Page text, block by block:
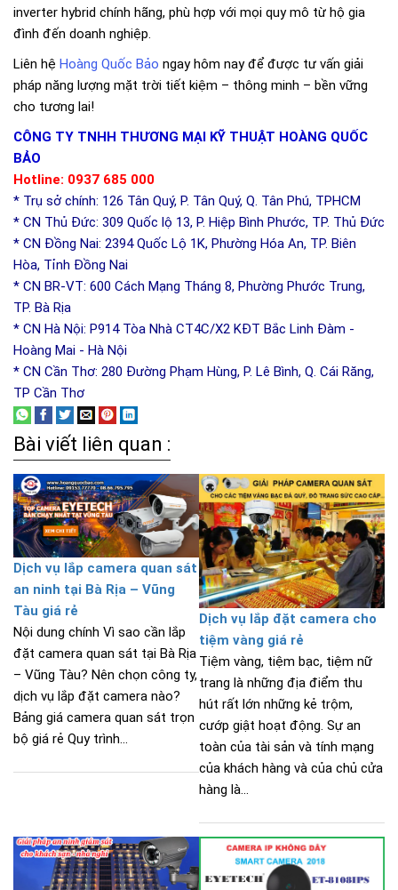
inverter hybrid chính hãng, phù hợp với mọi quy mô từ hộ gia
đình đến doanh nghiệp.
Liên hệ Hoàng Quốc Bảo ngay hôm nay để được tư vấn giải
pháp năng lượng mặt trời tiết kiệm – thông minh – bền vững
cho tương lai!
CÔNG TY TNHH THƯƠNG MẠI KỸ THUẬT HOÀNG QUỐC
BẢO
Hotline: 0937 685 000
* Trụ sở chính: 126 Tân Quý, P. Tân Quý, Q. Tân Phú, TPHCM
* CN Thủ Đức: 309 Quốc lộ 13, P. Hiệp Bình Phước, TP. Thủ Đức
* CN Đồng Nai: 2394 Quốc Lộ 1K, Phường Hóa An, TP. Biên
Hòa, Tỉnh Đồng Nai
* CN BR-VT: 600 Cách Mạng Tháng 8, Phường Phước Trung,
TP. Bà Rịa
* CN Hà Nội: P914 Tòa Nhà CT4C/X2 KĐT Bắc Linh Đàm -
Hoàng Mai - Hà Nội
* CN Cần Thơ: 280 Đường Phạm Hùng, P. Lê Bình, Q. Cái Răng,
TP Cần Thơ
Bài viết liên quan :
Dịch vụ lắp camera quan sát
an ninh tại Bà Rịa – Vũng
Tàu giá rẻ
Nội dung chính Vì sao cần lắp
đặt camera quan sát tại Bà Rịa
– Vũng Tàu? Nên chọn công ty,
dịch vụ lắp đặt camera nào?
Bảng giá camera quan sát trọn
bộ giá rẻ Quy trình...
Dịch vụ lắp đặt camera cho
tiệm vàng giá rẻ
Tiệm vàng, tiệm bạc, tiệm nữ
trang là những địa điểm thu
hút rất lớn những kẻ trộm,
cướp giật hoạt động. Sự an
toàn của tài sản và tính mạng
của khách hàng và của chủ cửa
hàng là...